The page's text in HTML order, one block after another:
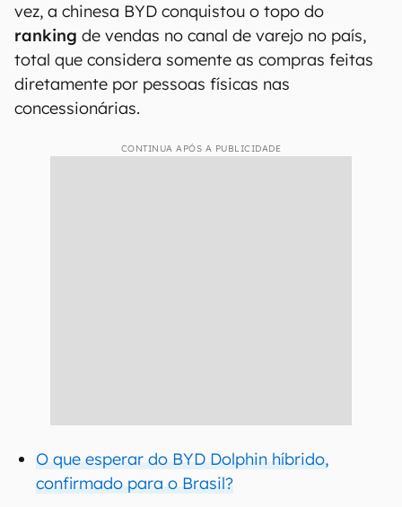
vez, a chinesa BYD conquistou o topo do
ranking de vendas no canal de varejo no país,
total que considera somente as compras feitas
diretamente por pessoas físicas nas
concessionárias.
CONTINUA APÓS A PUBLICIDADE
O que esperar do BYD Dolphin híbrido,
confirmado para o Brasil?